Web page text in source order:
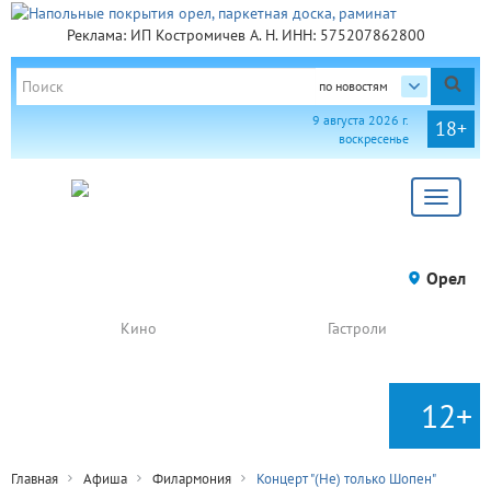
Реклама: ИП Костромичев А. Н. ИНН: 575207862800
по новостям
18+
9 августа 2026 г.
воскресенье
Toggle
Орел
Кино Гастроли
12+
Главная Афиша Филармония Концерт "(Не) только Шопен"